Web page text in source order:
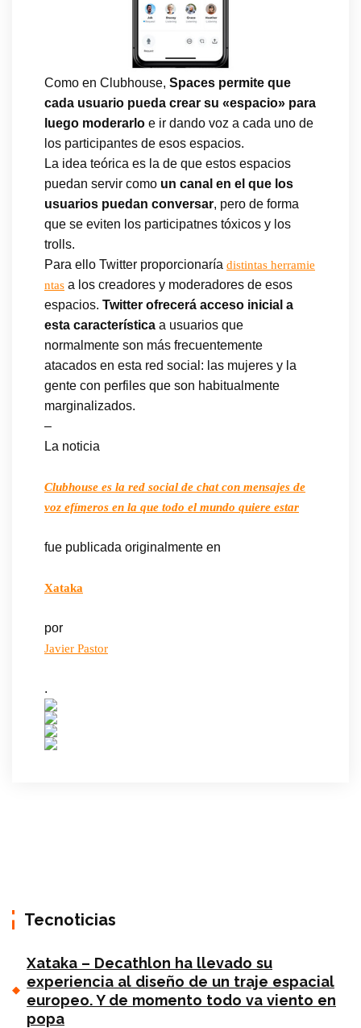
Como en Clubhouse, Spaces permite que
cada usuario pueda crear su «espacio» para
luego moderarlo e ir dando voz a cada uno de
los participantes de esos espacios.
La idea teórica es la de que estos espacios
puedan servir como un canal en el que los
usuarios puedan conversar, pero de forma
que se eviten los participatnes tóxicos y los
trolls.
Para ello Twitter proporcionaría distintas herramie
ntas a los creadores y moderadores de esos
espacios. Twitter ofrecerá acceso inicial a
esta característica a usuarios que
normalmente son más frecuentemente
atacados en esta red social: las mujeres y la
gente con perfiles que son habitualmente
marginalizados.
–
La noticia
Clubhouse es la red social de chat con mensajes de
voz efímeros en la que todo el mundo quiere estar
fue publicada originalmente en
Xataka
por
Javier Pastor
.
Tecnoticias
Xataka – Decathlon ha llevado su
experiencia al diseño de un traje espacial
europeo. Y de momento todo va viento en
popa